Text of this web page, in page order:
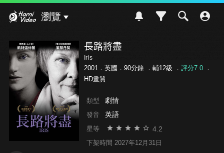
瀏覽
長路將盡
Iris
2001．英國．90分鐘 ． 輔12級 ． 評分7.0．
HD畫質
類型 劇情
發音 英語
星等 4.2
下架時間 2027年12月31日